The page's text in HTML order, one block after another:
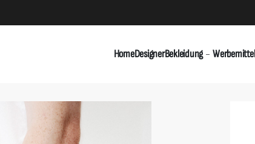
HomeDesignerBekleidung Werbemittel